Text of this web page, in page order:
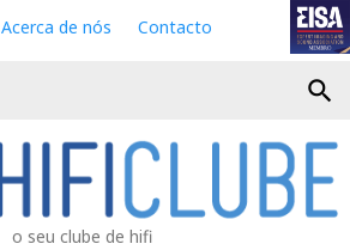
Acerca de nós Contacto
search
o seu clube de hifi